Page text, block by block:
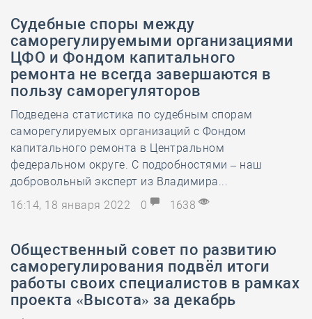
Судебные споры между
саморегулируемыми организациями
ЦФО и Фондом капитального
ремонта не всегда завершаются в
пользу саморегуляторов
Подведена статистика по судебным спорам
саморегулируемых организаций с Фондом
капитального ремонта в Центральном
федеральном округе. С подробностями – наш
добровольный эксперт из Владимира...
16:14, 18 января 2022
0 1638
Общественный совет по развитию
саморегулирования подвёл итоги
работы своих специалистов в рамках
проекта «Высота» за декабрь